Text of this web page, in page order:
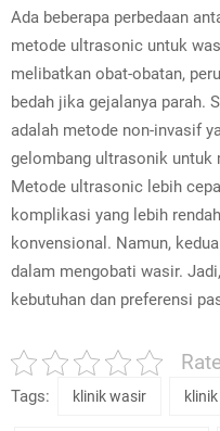
Ada beberapa perbedaan
metode ultrasonic untuk
melibatkan obat-obatan,
bedah jika gejalanya parah.
adalah metode non-invasif
gelombang ultrasonik untuk
Metode ultrasonic lebih
komplikasi yang lebih
konvensional. Namun,
dalam mengobati wasir.
kebutuhan dan preferensi
Tags: klinik wasir